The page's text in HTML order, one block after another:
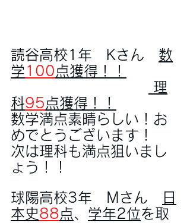
読谷高校1年　Kさん 数
学 100 点獲得！！
理
科95 点獲得！！
数学満点素晴らしい！お
めでとうございます！
次は理科も満点狙いまし
ょう！！
球陽高校3年　Mさん
日
本史88 点、 学年2位を取